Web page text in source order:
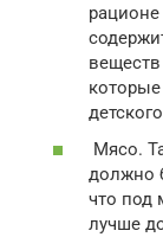
Мясо.
должно
что под
лучше